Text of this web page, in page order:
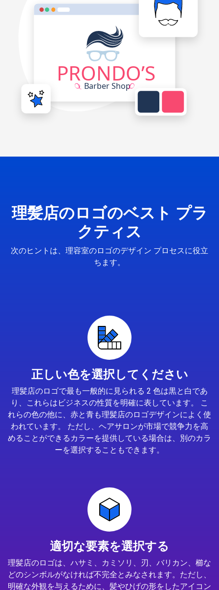
理髪店のロゴのベスト プラ
クティス
次のヒントは、理容室のロゴのデザイン プロセスに役立
ちます。
正しい色を選択してください
理髪店のロゴで最も一般的に見られる 2 色は黒と白であ
り、これらはビジネスの性質を明確に表しています。 こ
れらの色の他に、赤と青も理髪店のロゴデザインによく使
われています。 ただし、ヘアサロンが市場で競争力を高
めることができるカラーを提供している場合は、別のカラ
ーを選択することもできます。
適切な要素を選択する
理髪店のロゴは、ハサミ、カミソリ、刃、バリカン、櫛な
どのシンボルがなければ不完全とみなされます。ただし、
明確な外観を与えるために、髪やひげの形をしたアイコン